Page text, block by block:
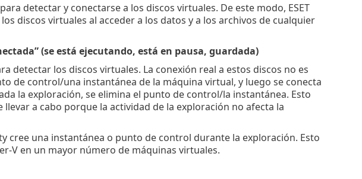
detectar y conectarse a los discos virtuales. De este modo, ESET
discos virtuales al acceder a los datos y a los archivos de cualquier
(se está ejecutando, está en pausa, guardada)
detectar los discos virtuales. La conexión real a estos discos no es
de control/una instantánea de la máquina virtual, y luego se conecta
la exploración, se elimina el punto de control/la instantánea. Esto
a cabo porque la actividad de la exploración no afecta la
cree una instantánea o punto de control durante la exploración. Esto
V en un mayor número de máquinas virtuales.